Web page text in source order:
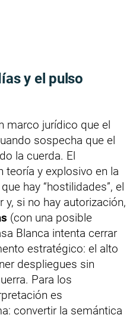
y el pulso
marco jurídico que el
sospecha que el
la cuerda. El
teoría y explosivo en la
hay “hostilidades”, el
si no hay autorización,
(con una posible
Blanca intenta cerrar
estratégico: el alto
despliegues sin
Para los
es
convertir la semántica